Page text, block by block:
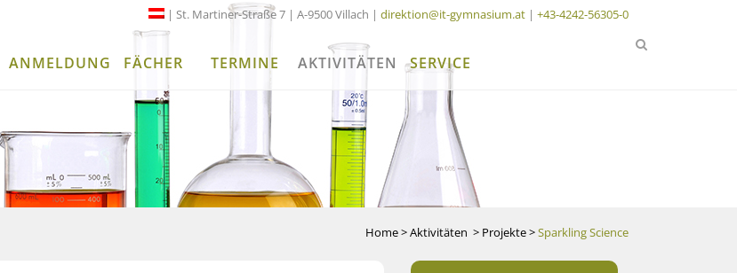
| St. Martiner-Straße 7 | A-9500 Villach | direktion@it-gymnasium.at | +43-4242-56305-0
ANMELDUNG FÄCHER TERMINE AKTIVITÄTEN SERVICE
Home>Aktivitäten > Projekte>Sparkling Science